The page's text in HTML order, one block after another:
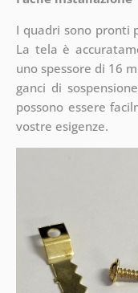
I quadri sono pronti
La tela è
uno spessore di 16
ganci di
possono essere
vostre esigenze.